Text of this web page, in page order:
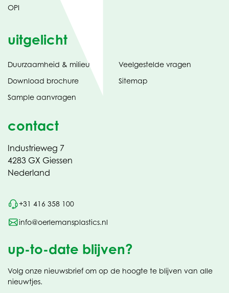
OPI
uitgelicht
Duurzaamheid & milieu
Download brochure(opent
tabblad)
Sample aanvragen
Veelgestelde vragen
Sitemap
contact
Industrieweg 7
4283 GX Giessen
Nederland
+31 416 358 100
info@oerlemansplastics.nl
up-to-date blijven?
Volg onze nieuwsbrief om op de hoogte te blijven van alle
nieuwtjes.